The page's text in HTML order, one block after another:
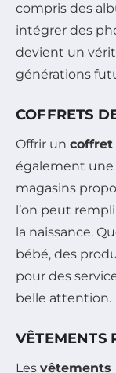
compris des
intégrer des
devient un
générations
COFFRETS
Offrir un coffret
également une
magasins
l’on peut
la naissance.
bébé, des
pour des
belle attention.
VÊTEMENTS
Les vêtements